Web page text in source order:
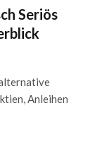
Seriös
Anleihen